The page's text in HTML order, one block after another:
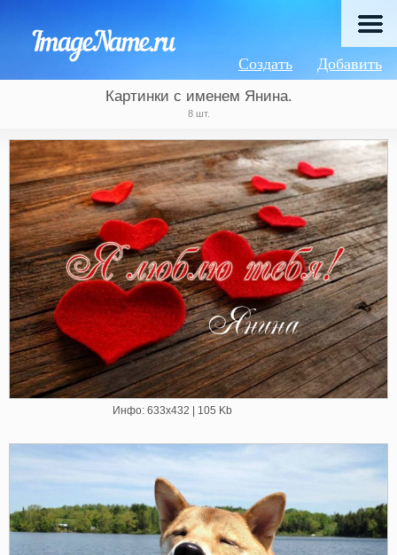
Добавить
Создать
Картинки с именем Янина.
8 шт.
Инфо: 633х432 | 105 Kb